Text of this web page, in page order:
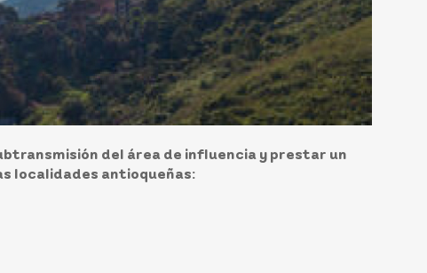
del área de influencia y prestar un
localidades antioqueñas: